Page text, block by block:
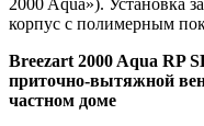
корпус с полимерным
Breezart 2000 Aqua RP
приточно-вытяжной
частном доме